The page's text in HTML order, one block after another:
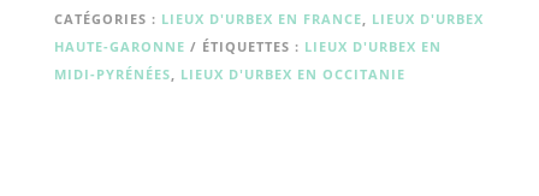
Théo
Rousseau
CATÉGORIES : LIEUX D'URBEX EN FRANCE, LIEUX D'URBEX
HAUTE-GARONNE
ÉTIQUETTES : LIEUX D'URBEX EN
MIDI-PYRÉNÉES, LIEUX D'URBEX EN OCCITANIE